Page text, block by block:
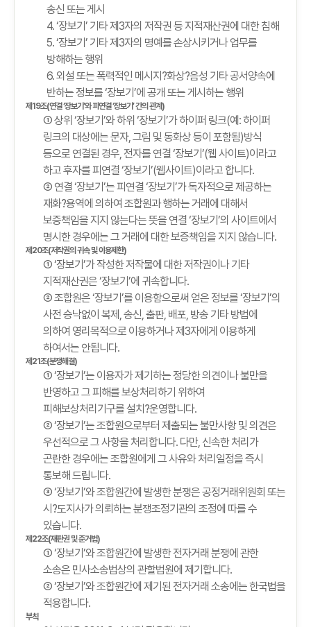
송신 또는 게시
4. ‘장보기’ 기타 제3자의 저작권 등 지적재산권에 대한 침해
5. ‘장보기’ 기타 제3자의 명예를 손상시키거나 업무를
방해하는 행위
6. 외설 또는 폭력적인 메시지?화상?음성 기타 공서양속에
반하는 정보를 ‘장보기’에 공개 또는 게시하는 행위
제19조(연결 ‘장보기’와 피연결 ‘장보기’ 간의 관계)
① 상위 ‘장보기’와 하위 ‘장보기’가 하이퍼 링크(예: 하이퍼
링크의 대상에는 문자, 그림 및 동화상 등이 포함됨)방식
등으로 연결된 경우, 전자를 연결 ‘장보기’(웹 사이트)이라고
하고 후자를 피연결 ‘장보기’(웹사이트)이라고 합니다.
② 연결 ‘장보기’는 피연결 ‘장보기’가 독자적으로 제공하는
재화?용역에 의하여 조합원과 행하는 거래에 대해서
보증책임을 지지 않는다는 뜻을 연결 ‘장보기’의 사이트에서
명시한 경우에는 그 거래에 대한 보증책임을 지지 않습니다.
제20조(저작권의 귀속 및 이용제한)
① ‘장보기’가 작성한 저작물에 대한 저작권이나 기타
지적재산권은 ‘장보기’에 귀속합니다.
② 조합원은 ‘장보기’를 이용함으로써 얻은 정보를 ‘장보기’의
사전 승낙없이 복제, 송신, 출판, 배포, 방송 기타 방법에
의하여 영리목적으로 이용하거나 제3자에게 이용하게
하여서는 안됩니다.
제21조(분쟁해결)
① ‘장보기’는 이용자가 제기하는 정당한 의견이나 불만을
반영하고 그 피해를 보상처리하기 위하여
피해보상처리기구를 설치?운영합니다.
② ‘장보기’는 조합원으로부터 제출되는 불만사항 및 의견은
우선적으로 그 사항을 처리합니다. 다만, 신속한 처리가
곤란한 경우에는 조합원에게 그 사유와 처리일정을 즉시
통보해 드립니다.
③ ‘장보기’와 조합원간에 발생한 분쟁은 공정거래위원회 또는
시?도지사가 의뢰하는 분쟁조정기관의 조정에 따를 수
있습니다.
제22조(재판권 및 준거법)
① ‘장보기’와 조합원간에 발생한 전자거래 분쟁에 관한
소송은 민사소송법상의 관할법원에 제기합니다.
② ‘장보기’와 조합원간에 제기된 전자거래 소송에는 한국법을
적용합니다.
부칙